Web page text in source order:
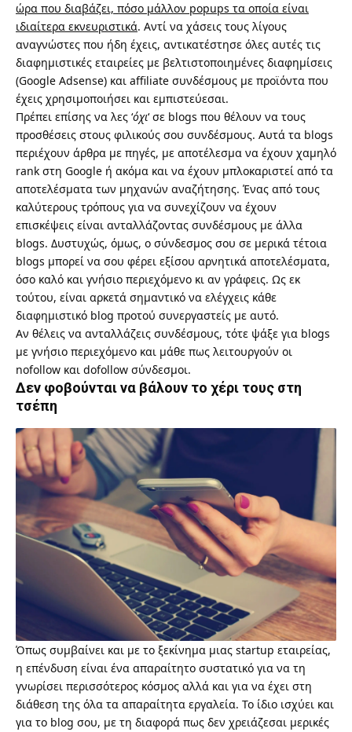
ώρα που διαβάζει, πόσο μάλλον popups τα οποία είναι
ιδιαίτερα εκνευριστικά. Αντί να χάσεις τους λίγους
αναγνώστες που ήδη έχεις, αντικατέστησε όλες αυτές τις
διαφημιστικές εταιρείες με βελτιστοποιημένες διαφημίσεις
(Google Adsense) και affiliate συνδέσμους με προϊόντα που
έχεις χρησιμοποιήσει και εμπιστεύεσαι.
Πρέπει επίσης να λες ‘όχι‘ σε blogs που θέλουν να τους
προσθέσεις στους φιλικούς σου συνδέσμους. Αυτά τα blogs
περιέχουν άρθρα με πηγές, με αποτέλεσμα να έχουν χαμηλό
rank στη Google ή ακόμα και να έχουν μπλοκαριστεί από τα
αποτελέσματα των μηχανών αναζήτησης. Ένας από τους
καλύτερους τρόπους για να συνεχίζουν να έχουν
επισκέψεις είναι ανταλλάζοντας συνδέσμους με άλλα
blogs. Δυστυχώς, όμως, ο σύνδεσμος σου σε μερικά τέτοια
blogs μπορεί να σου φέρει εξίσου αρνητικά αποτελέσματα,
όσο καλό και γνήσιο περιεχόμενο κι αν γράφεις. Ως εκ
τούτου, είναι αρκετά σημαντικό να ελέγχεις κάθε
διαφημιστικό blog προτού συνεργαστείς με αυτό.
Αν θέλεις να ανταλλάζεις συνδέσμους, τότε ψάξε για blogs
με γνήσιο περιεχόμενο και μάθε πως λειτουργούν οι
nofollow και dofollow σύνδεσμοι.
Δεν φοβούνται να βάλουν το χέρι τους στη
τσέπη
Όπως συμβαίνει και με το ξεκίνημα μιας startup εταιρείας,
η επένδυση είναι ένα απαραίτητο συστατικό για να τη
γνωρίσει περισσότερος κόσμος αλλά και για να έχει στη
διάθεση της όλα τα απαραίτητα εργαλεία. Το ίδιο ισχύει και
για το blog σου, με τη διαφορά πως δεν χρειάζεσαι μερικές